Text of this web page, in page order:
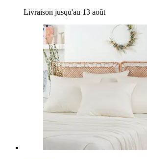
Livraison jusqu'au 13 août